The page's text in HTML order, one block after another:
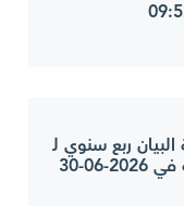
ربع سنوي لـ
30